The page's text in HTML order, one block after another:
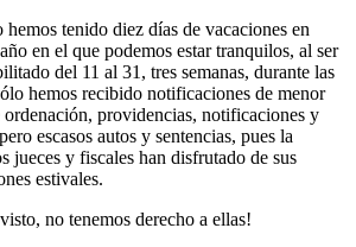
tenido diez días de vacaciones en
en el que podemos estar tranquilos, al ser
del 11 al 31, tres semanas, durante las
hemos recibido notificaciones de menor
providencias, notificaciones y
escasos autos y sentencias, pues la
jueces y fiscales han disfrutado de sus
estivales.
no tenemos derecho a ellas!